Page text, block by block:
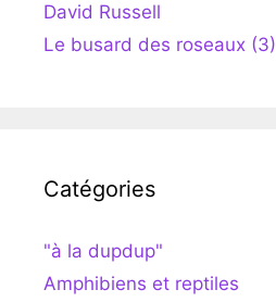
David Russell
Le busard des roseaux (3)
Catégories
"à la dupdup"
Amphibiens et reptiles